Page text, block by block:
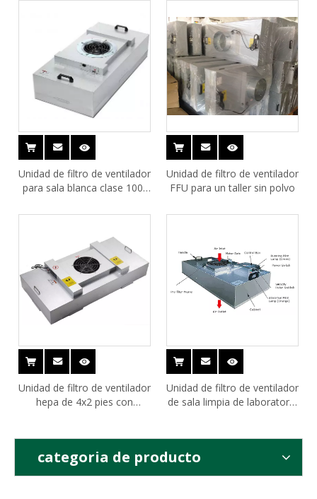
Unidad de filtro de ventilador
para sala blanca clase 100-
Unidad de filtro de ventilador
FFU para un taller sin polvo
Unidad de filtro de ventilador
hepa de 4x2 pies con
Unidad de filtro de ventilador
de sala limpia de laboratorio
categoria de producto